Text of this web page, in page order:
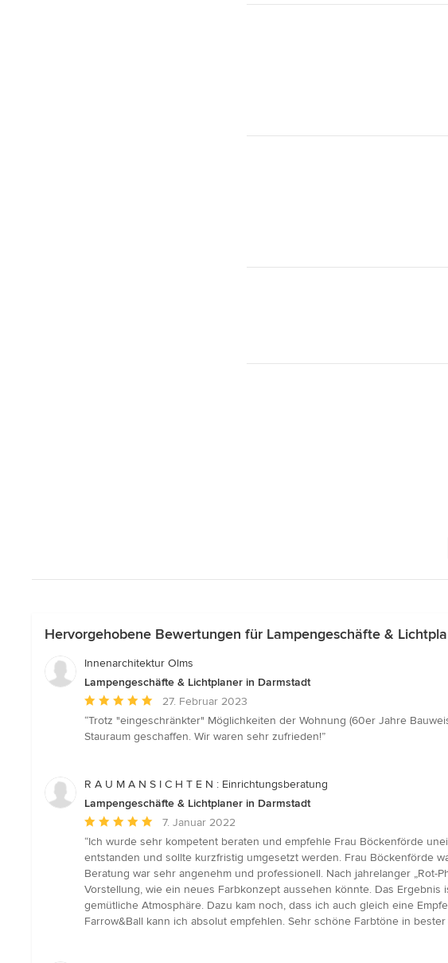
Hervorgehobene Bewertungen für Lampengeschäfte &
Innenarchitektur Olms
Lampengeschäfte & Lichtplaner in Darmstadt
Durchschnittliche
Bewertung:
5
Sternen
27. Februar 2023
“Trotz "eingeschränkter" Möglichkeiten der Wohnung (60er Jahre
Stauraum geschaffen. Wir waren sehr zufrieden!”
R A U M A N S I C H T E N : Einrichtungsberatung
Lampengeschäfte & Lichtplaner in Darmstadt
Durchschnittliche
Bewertung:
5
von
5
Sternen
7. Januar 2022
“Ich wurde sehr kompetent beraten und empfehle Frau Böckenförde
entstanden und sollte kurzfristig umgesetzt werden. Frau Böckenförde
Beratung war sehr angenehm und professionell. Nach jahrelanger
Vorstellung, wie ein neues Farbkonzept aussehen könnte. Das
gemütliche Atmosphäre. Dazu kam noch, dass ich auch gleich eine
Farrow&Ball kann ich absolut empfehlen. Sehr schöne Farbtöne in bester